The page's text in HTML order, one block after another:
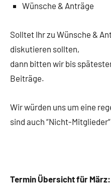
Wünsche & Anträge
Solltet Ihr zu Wünsche &
diskutieren sollten,
dann bitten wir bis
Beiträge.
Wir würden uns um eine
sind auch “Nicht-
Termin Übersicht für März: